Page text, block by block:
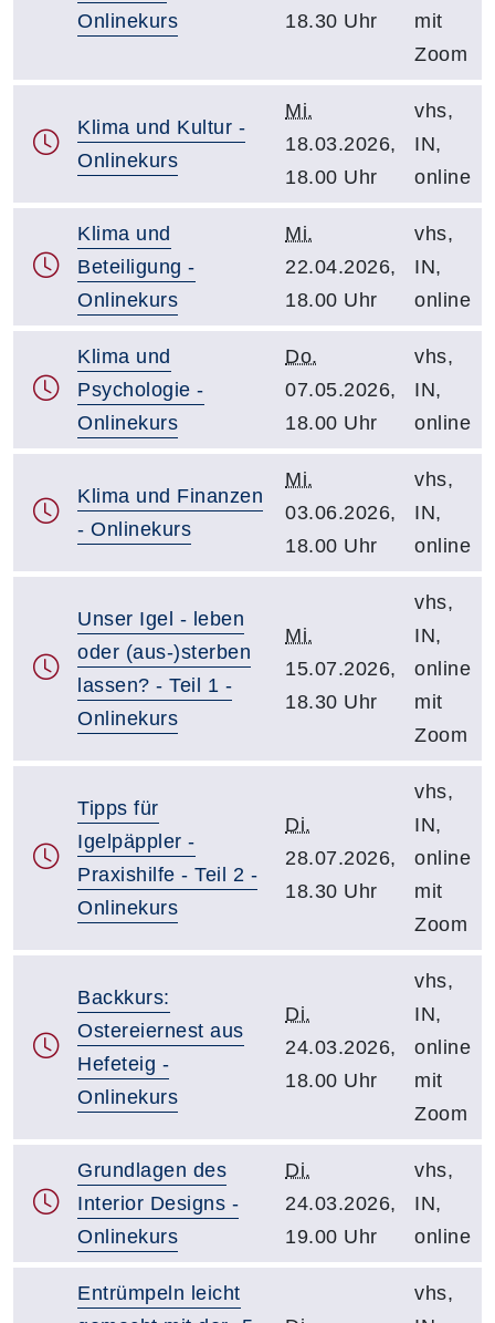
Onlinekurs
18.30 Uhr
mit
Zoom
Klima und Kultur -
Onlinekurs
Mi.
18.03.2026,
18.00 Uhr
vhs,
IN,
online
Klima und
Beteiligung -
Onlinekurs
Mi.
22.04.2026,
18.00 Uhr
vhs,
IN,
online
Klima und
Psychologie -
Onlinekurs
Do.
07.05.2026,
18.00 Uhr
vhs,
IN,
online
Klima und Finanzen
- Onlinekurs
Mi.
03.06.2026,
18.00 Uhr
vhs,
IN,
online
Unser Igel - leben
oder (aus-)sterben
lassen? - Teil 1 -
Onlinekurs
Mi.
15.07.2026,
18.30 Uhr
vhs,
IN,
online
mit
Zoom
Tipps für
Igelpäppler -
Praxishilfe - Teil 2 -
Onlinekurs
Di.
28.07.2026,
18.30 Uhr
vhs,
IN,
online
mit
Zoom
Backkurs:
Ostereiernest aus
Hefeteig -
Onlinekurs
Di.
24.03.2026,
18.00 Uhr
vhs,
IN,
online
mit
Zoom
Grundlagen des
Interior Designs -
Onlinekurs
Di.
24.03.2026,
19.00 Uhr
vhs,
IN,
online
Entrümpeln leicht
vhs,